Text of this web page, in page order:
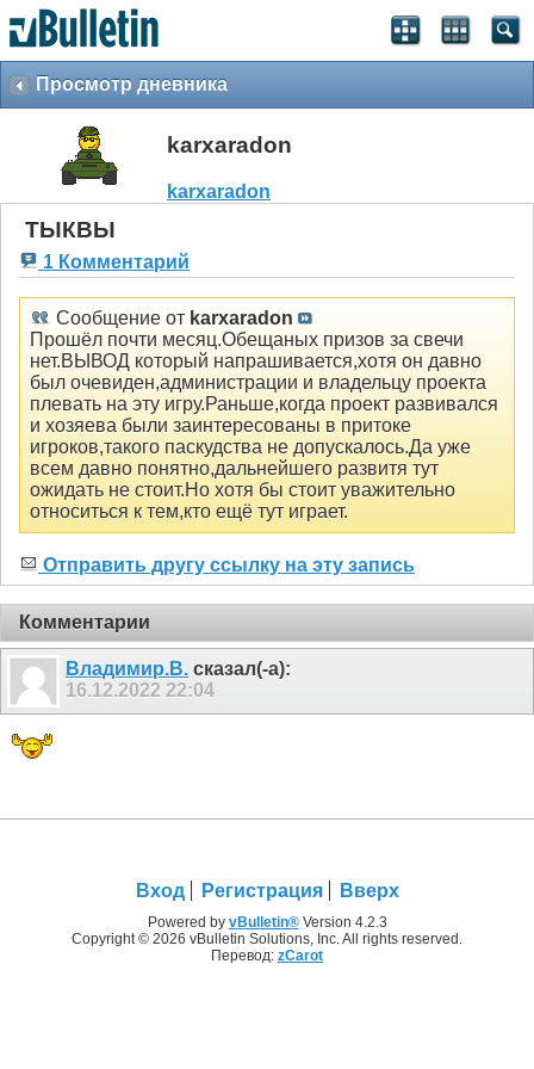
Просмотр дневника
karxaradon
karxaradon
ТЫКВЫ
1 Комментарий
Сообщение от karxaradon
Прошёл почти месяц.Обещаных призов за свечи
нет.ВЫВОД который напрашивается,хотя он давно
был очевиден,администрации и владельцу проекта
плевать на эту игру.Раньше,когда проект развивался
и хозяева были заинтересованы в притоке
игроков,такого паскудства не допускалось.Да уже
всем давно понятно,дальнейшего развитя тут
ожидать не стоит.Но хотя бы стоит уважительно
относиться к тем,кто ещё тут играет.
Отправить другу ссылку на эту запись
Комментарии
Владимир.В. сказал(-а):
16.12.2022 22:04
Вход Регистрация Вверх
Powered by vBulletin®Version 4.2.3
Copyright © 2026 vBulletin Solutions, Inc. All rights reserved.
Перевод: zCarot